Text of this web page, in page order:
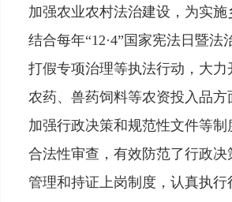
加强农业农村法治建设，为实
结合每年“12·4”国家宪法日暨
打假专项治理等执法行动，大
农药、兽药饲料等农资投入品
加强行政决策和规范性文件等
合法性审查，有效防范了行政
管理和持证上岗制度，认真执